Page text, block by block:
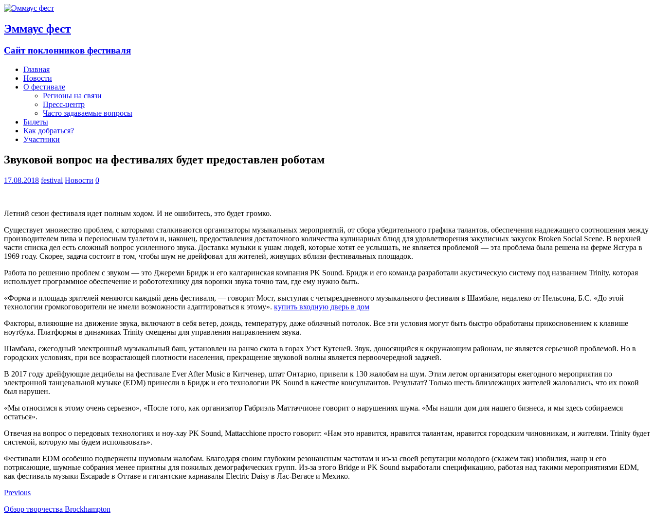
Эммаус фест
Сайт поклонников фестиваля
Главная
Новости
О фестивале
Регионы на связи
Пресс-центр
Часто задаваемые вопросы
Билеты
Как добраться?
Участники
Звуковой вопрос на фестивалях будет предоставлен роботам
17.08.2018 festival Новости 0
Летний сезон фестиваля идет полным ходом. И не ошибитесь, это будет громко.
Существует множество проблем, с которыми сталкиваются организаторы музыкальных мероприятий, от сбора убедительного графика талантов, обеспечения надлежащего соотношения между
производителем пива и переносным туалетом и, наконец, предоставления достаточного количества кулинарных блюд для удовлетворения закулисных закусок Broken Social Scene. В верхней
части списка дел есть сложный вопрос усиленного звука. Доставка музыки к ушам людей, которые хотят ее услышать, не является проблемой — эта проблема была решена на ферме Ясгура в
1969 году. Скорее, задача состоит в том, чтобы шум не дрейфовал для жителей, живущих вблизи фестивальных площадок.
Работа по решению проблем с звуком — это Джереми Бридж и его калгаринская компания PK Sound. Бридж и его команда разработали акустическую систему под названием Trinity, которая
использует программное обеспечение и робототехнику для воронки звука точно там, где ему нужно быть.
«Форма и площадь зрителей меняются каждый день фестиваля, — говорит Мост, выступая с четырехдневного музыкального фестиваля в Шамбале, недалеко от Нельсона, Б.С. «До этой
технологии громкоговорители не имели возможности адаптироваться к этому». купить входную дверь в дом
Факторы, влияющие на движение звука, включают в себя ветер, дождь, температуру, даже облачный потолок. Все эти условия могут быть быстро обработаны прикосновением к клавише
ноутбука. Платформы в динамиках Trinity смещены для управления направлением звука.
Шамбала, ежегодный электронный музыкальный баш, установлен на ранчо скота в горах Уэст Кутеней. Звук, доносящийся к окружающим районам, не является серьезной проблемой. Но в
городских условиях, при все возрастающей плотности населения, прекращение звуковой волны является первоочередной задачей.
В 2017 году дрейфующие децибелы на фестивале Ever After Music в Китченер, штат Онтарио, привели к 130 жалобам на шум. Этим летом организаторы ежегодного мероприятия по
электронной танцевальной музыке (EDM) принесли в Бридж и его технологии PK Sound в качестве консультантов. Результат? Только шесть близлежащих жителей жаловались, что их покой
был нарушен.
«Мы относимся к этому очень серьезно», «После того, как организатор Габриэль Маттаччионе говорит о нарушениях шума. «Мы нашли дом для нашего бизнеса, и мы здесь собираемся
остаться».
Отвечая на вопрос о передовых технологиях и ноу-хау PK Sound, Mattacchione просто говорит: «Нам это нравится, нравится талантам, нравится городским чиновникам, и жителям. Trinity будет
системой, которую мы будем использовать».
Фестивали EDM особенно подвержены шумовым жалобам. Благодаря своим глубоким резонансным частотам и из-за своей репутации молодого (скажем так) изобилия, жанр и его
потрясающие, шумные собрания менее приятны для пожилых демографических групп. Из-за этого Bridge и PK Sound выработали спецификацию, работая над такими мероприятиями EDM,
как фестиваль музыки Escapade в Оттаве и гигантские карнавалы Electric Daisy в Лас-Вегасе и Мехико.
Previous
Обзор творчества Brockhampton